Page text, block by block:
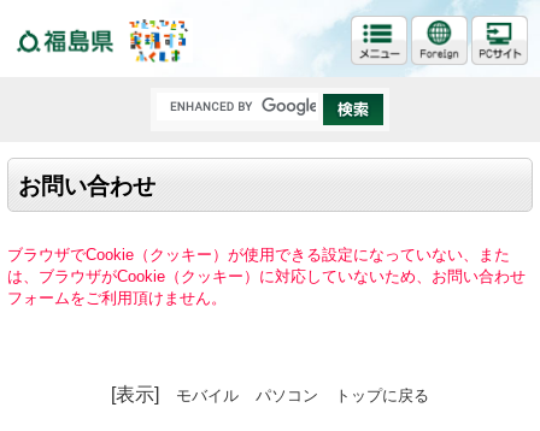
お問い合わせ
ブラウザでCookie（クッキー）が使用できる設定になっていない、また
は、ブラウザがCookie（クッキー）に対応していないため、お問い合わせ
フォームをご利用頂けません。
[表示] モバイル パソコン トップに戻る